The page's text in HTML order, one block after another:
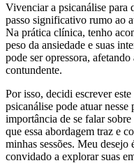
Vivenciar a psicanálise para
passo significativo rumo ao
Na prática clínica, tenho
peso da ansiedade e suas
pode ser opressora,
contundente.
Por isso, decidi escrever
psicanálise pode atuar
importância de se falar
que essa abordagem traz e
minhas sessões. Meu
convidado a explorar suas